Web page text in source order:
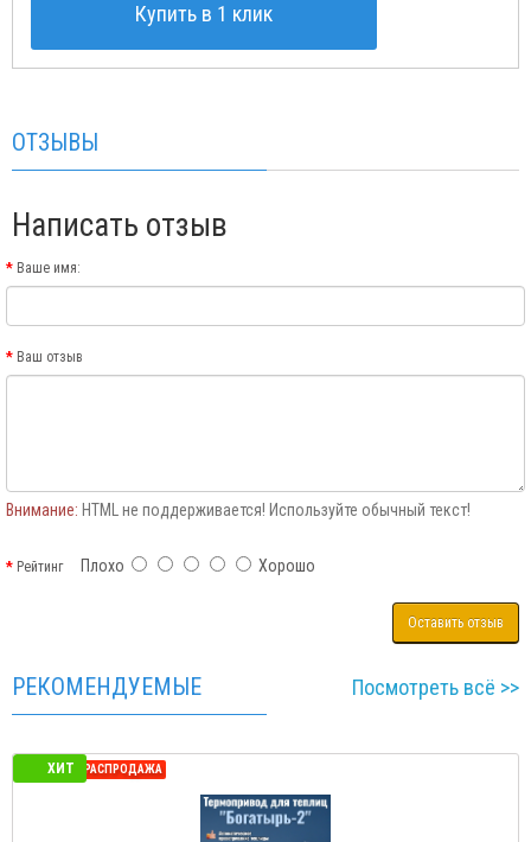
Купить в 1 клик
ОТЗЫВЫ
Написать отзыв
Ваше имя:
Ваш отзыв
Внимание: HTML не поддерживается! Используйте обычный текст!
РейтингПлохо Хорошо
Оставить отзыв
РЕКОМЕНДУЕМЫЕ Посмотреть всё >>
ХИТ
СЕЗОННАЯ РАСПРОДАЖА